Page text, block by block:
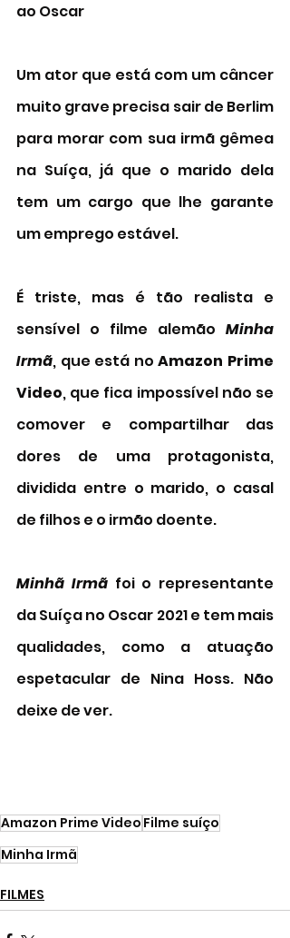
ao Oscar
Um ator que está com um câncer
muito grave precisa sair de Berlim
para morar com sua irmã gêmea
na Suíça, já que o marido dela
tem um cargo que lhe garante
um emprego estável.
É triste, mas é tão realista e
sensível o filme alemão Minha
Irmã, que está no Amazon Prime
Video, que fica impossível não se
comover e compartilhar das
dores de uma protagonista,
dividida entre o marido, o casal
de filhos e o irmão doente.
Minhã Irmã foi o representante
da Suíça no Oscar 2021 e tem mais
qualidades, como a atuação
espetacular de Nina Hoss. Não
deixe de ver.
Amazon Prime Video Filme suíço
Minha Irmã
FILMES